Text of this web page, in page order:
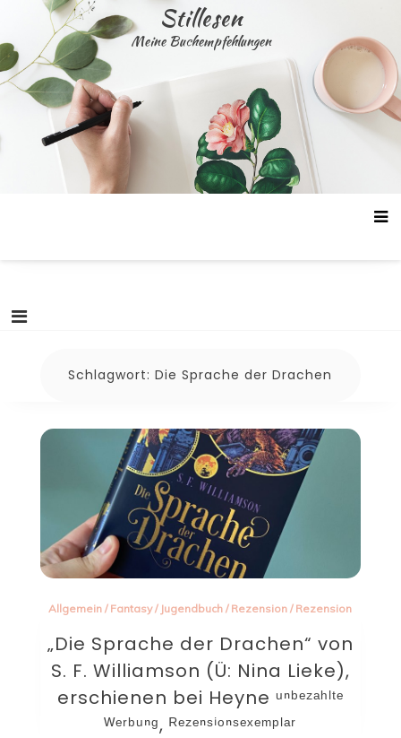
content
Stillesen
Meine Buchempfehlungen
Schlagwort:Die Sprache der Drachen
Allgemein / Fantasy/ Jugendbuch / Rezension / Rezension
„Die Sprache der Drachen“ von
S. F. Williamson (Ü: Nina Lieke),
erschienen bei Heyne ᵘⁿᵇᵉᶻᵃʰˡᵗᵉ
ᵂᵉʳᵇᵘⁿᵍ, ᴿᵉᶻᵉⁿˢⁱᵒⁿˢᵉˣᵉᵐᵖˡᵃʳ